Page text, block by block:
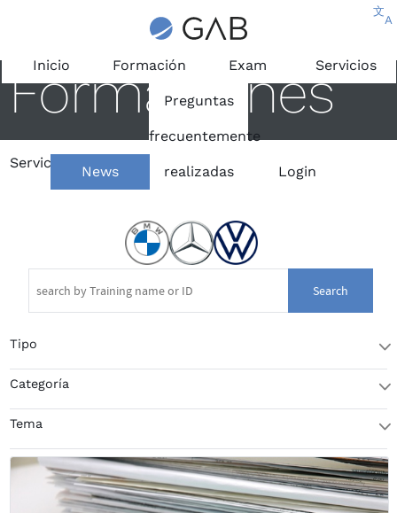
文
A
Inicio Formación Exam Servicios
News
Preguntas
frecuentemente
realizadas Login
Formaciones
Servicios / Formaciones
Search
Tipo T
Categoría T
Tema T